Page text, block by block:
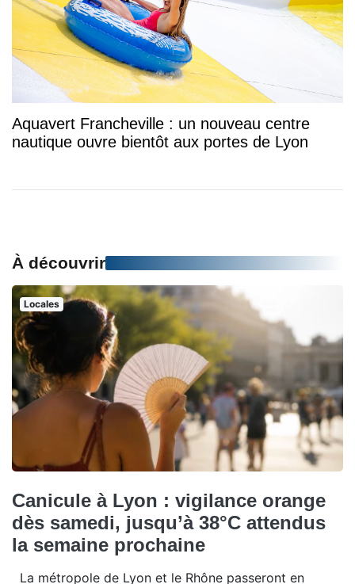
Aquavert Francheville : un nouveau centre
nautique ouvre bientôt aux portes de Lyon
À découvrir
Locales
Canicule à Lyon : vigilance orange
dès samedi, jusqu’à 38°C attendus
la semaine prochaine
La métropole de Lyon et le Rhône passeront en